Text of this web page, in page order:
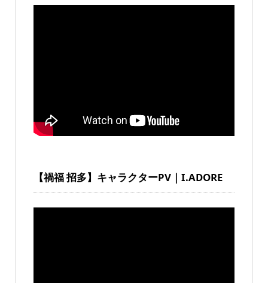
【禍福 招多】キャラクターPV｜I.ADORE